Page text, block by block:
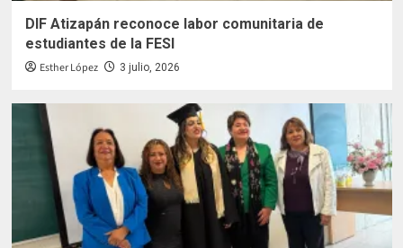
DIF Atizapán reconoce labor comunitaria de
estudiantes de la FESI
Esther López 3 julio, 2026